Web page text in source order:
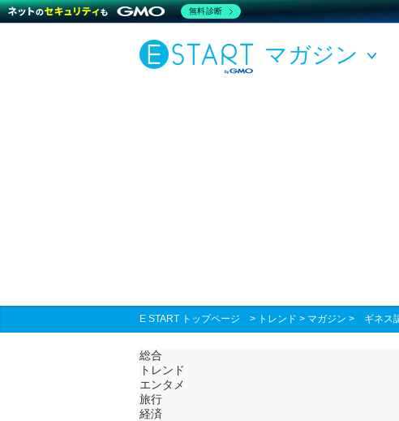
マガジン
E START トップページ > トレンド > マガジン > ギネス
総合
トレンド
エンタメ
旅行
経済
無料診断